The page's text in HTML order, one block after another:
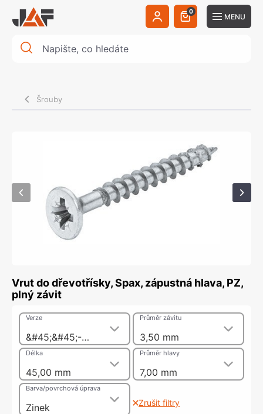
0
MENU
Šrouby
Vrut do dřevotřísky, Spax, zápustná hlava, PZ,
plný závit
&#45;&#45;-Hranatá špička s patentovaným profilem dříku a víceúčelovou hlavou
Verze
3,50 mm
Průměr závitu
45,00 mm
Délka
7,00 mm
Průměr hlavy
Zinek
Barva/povrchová úprava
Zrušit filtry